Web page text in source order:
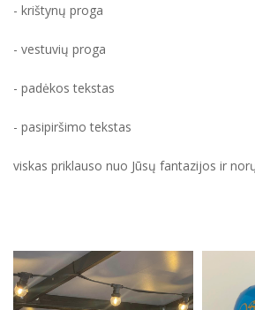
- krištynų proga
- vestuvių proga
- padėkos tekstas
- pasipiršimo tekstas
viskas priklauso nuo Jūsų fantazijos ir